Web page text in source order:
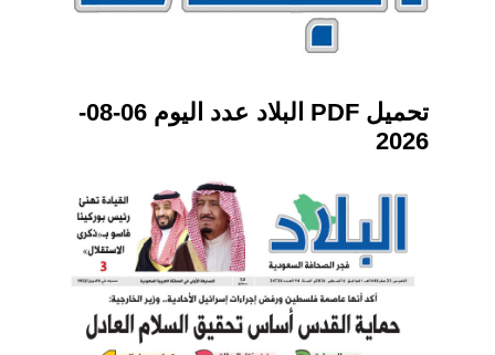
تحميل PDF البلاد عدد اليوم 06-08-
2026